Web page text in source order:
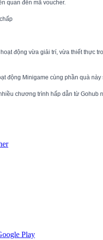
quan đến mã voucher.
động vừa giải trí, vừa thiết
động Minigame cùng phần quà
chương trình hấp dẫn từ Gohub
Play